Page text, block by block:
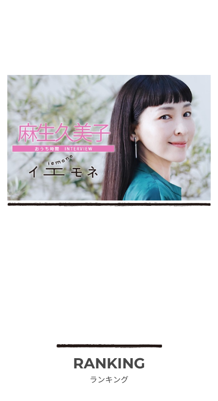
RANKING
ランキング